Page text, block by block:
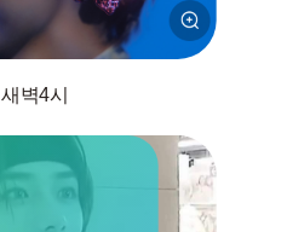
새벽4시